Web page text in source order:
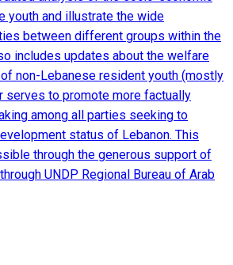
youth and illustrate the wide
between different groups within the
includes updates about the welfare
non-Lebanese resident youth (mostly
serves to promote more factually
among all parties seeking to
status of Lebanon. This
through the generous support of
UNDP Regional Bureau of Arab